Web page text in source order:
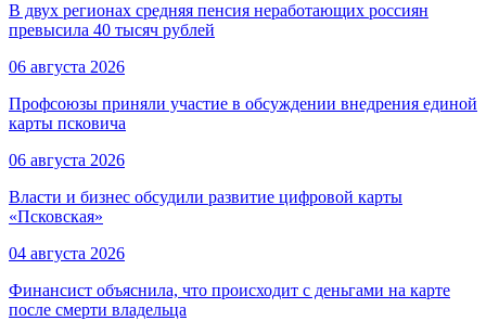
В двух регионах средняя пенсия неработающих россиян
превысила 40 тысяч рублей
06 августа 2026
Профсоюзы приняли участие в обсуждении внедрения единой
карты псковича
06 августа 2026
Власти и бизнес обсудили развитие цифровой карты
«Псковская»
04 августа 2026
Финансист объяснила, что происходит с деньгами на карте
после смерти владельца